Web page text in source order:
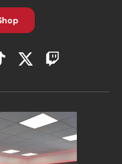
TwitterTwitch